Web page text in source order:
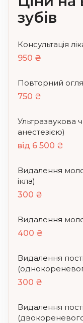
зубів
Консультація
950 ₴
Повторний
750 ₴
Ультразвукова
анестезією)
від 6 500 ₴
Видалення
ікла)
300 ₴
Видалення
400 ₴
Видалення
300 ₴
Видалення